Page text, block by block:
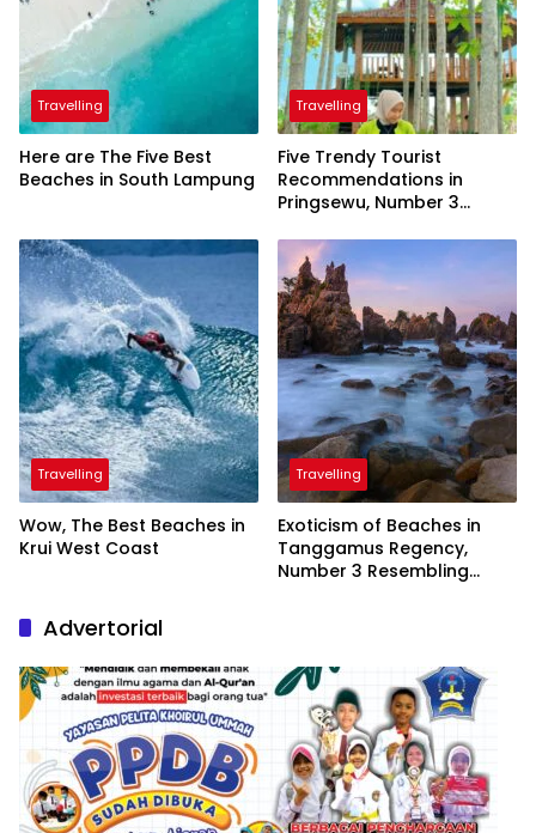
Travelling
Here are The Five Best
Beaches in South Lampung
Travelling
Five Trendy Tourist
Recommendations in
Pringsewu, Number 3
President
Travelling
Wow, The Best Beaches in
Krui West Coast
Travelling
Exoticism of Beaches in
Tanggamus Regency,
Number 3 Resembling
Advertorial